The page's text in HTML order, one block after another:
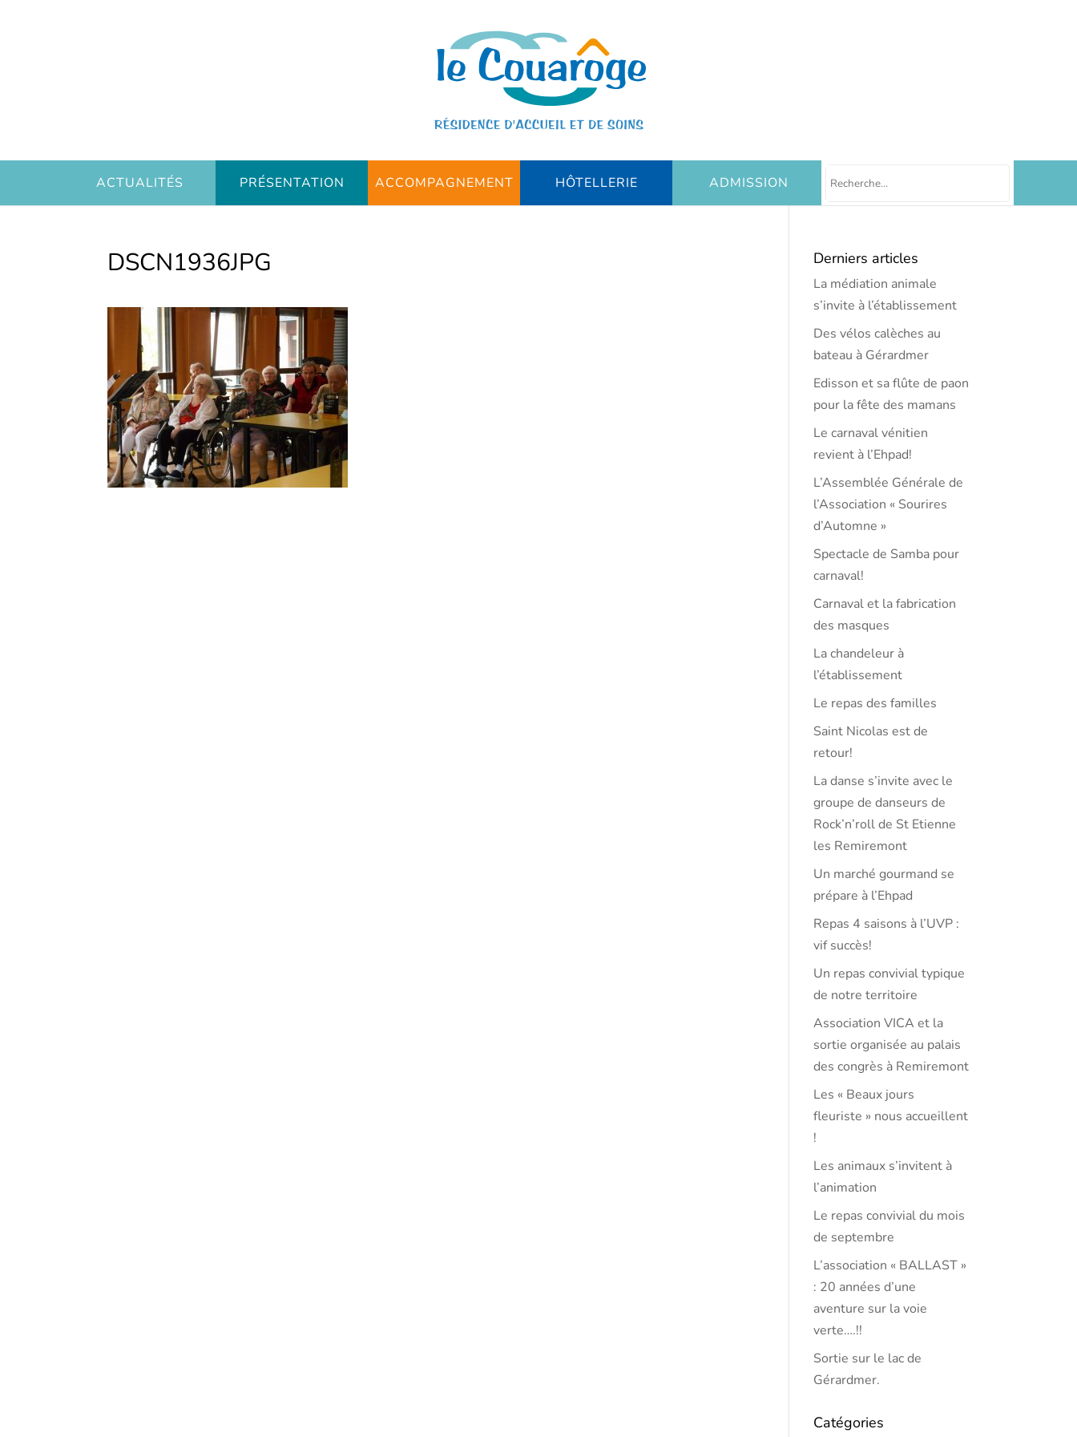
ACTUALITÉS PRÉSENTATION ACCOMPAGNEMENT HÔTELLERIE ADMISSION
DSCN1936JPG Derniers articles
La médiation animale
s’invite à l’établissement
Des vélos calèches au
bateau à Gérardmer
Edisson et sa flûte de paon
pour la fête des mamans
Le carnaval vénitien
revient à l’Ehpad!
L’Assemblée Générale de
l’Association « Sourires
d’Automne »
Spectacle de Samba pour
carnaval!
Carnaval et la fabrication
des masques
La chandeleur à
l’établissement
Le repas des familles
Saint Nicolas est de
retour!
La danse s’invite avec le
groupe de danseurs de
Rock’n’roll de St Etienne
les Remiremont
Un marché gourmand se
prépare à l’Ehpad
Repas 4 saisons à l’UVP :
vif succès!
Un repas convivial typique
de notre territoire
Association VICA et la
sortie organisée au palais
des congrès à Remiremont
Les « Beaux jours
fleuriste » nous accueillent
!
Les animaux s’invitent à
l’animation
Le repas convivial du mois
de septembre
L’association « BALLAST »
: 20 années d’une
aventure sur la voie
verte….!!
Sortie sur le lac de
Gérardmer.
Catégories